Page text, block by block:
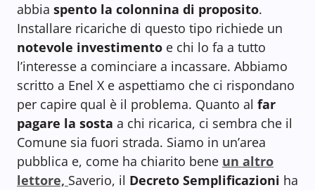
abbia spento la colonnina di proposito.
Installare ricariche di questo tipo richiede un
notevole investimento e chi lo fa a tutto
l’interesse a cominciare a incassare. Abbiamo
scritto a Enel X e aspettiamo che ci rispondano
per capire qual è il problema. Quanto al far
pagare la sosta a chi ricarica, ci sembra che il
Comune sia fuori strada. Siamo in un’area
pubblica e, come ha chiarito bene un altro
lettore, Saverio, il Decreto Semplificazioni ha